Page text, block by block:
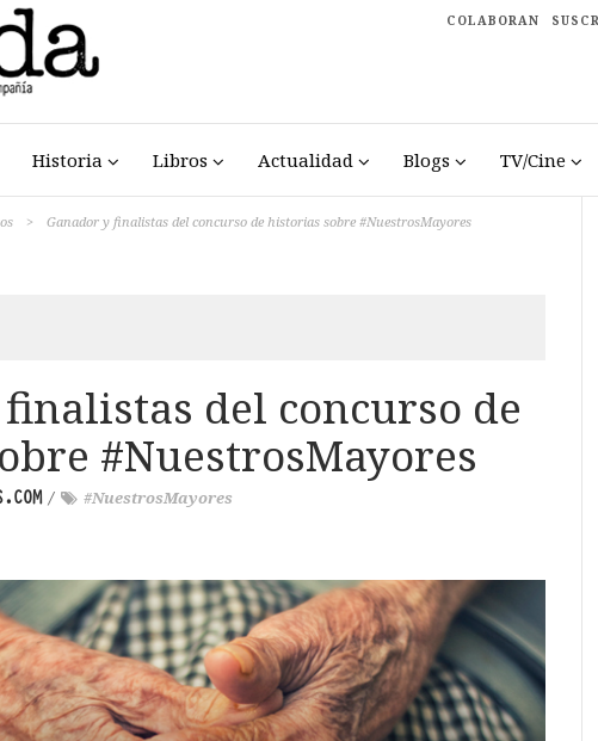
COLABORAN
Historia Libros Actualidad Blogs TV/Cine
> Ganador y finalistas del concurso de historias sobre #NuestrosMayores
del concurso de
#NuestrosMayores
/ #NuestrosMayores